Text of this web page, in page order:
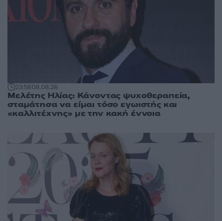
23:5808.08.26
Μελέτης Ηλίας: Κάνοντας ψυχοθεραπεία,
σταμάτησα να είμαι τόσο εγωιστής και
«καλλιτέχνης» με την κακή έννοια